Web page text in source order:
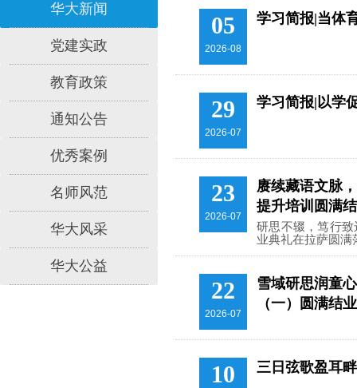
05
2026-08
学习简报|当体
29
2026-07
学习简报|以学
23
2026-07
赓续藏语文脉
提升培训圆满
研思不辍，笃行
业典礼在拉萨圆满
22
2026-07
雪域研思润童
（一）圆满结业
10 三日弦歌盈耳
华大新闻
党建实政
教育政策
通知公告
优秀案例
名师风范
华大风采
华大公益